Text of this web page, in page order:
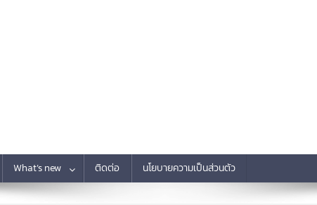
What’s new ติดต่อ นโยบายความเป็นส่วนตัว